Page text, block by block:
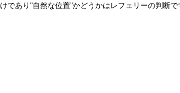
であり"自然な位置"かどうかはレフェリーの判断